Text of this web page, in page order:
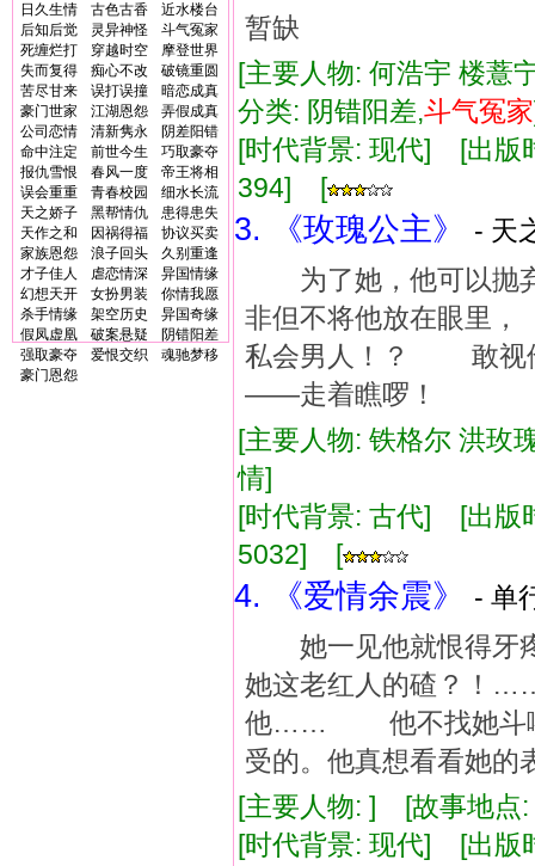
日久生情
古色古香
近水楼台
后知后觉
灵异神怪
斗气冤家
死缠烂打
穿越时空
摩登世界
失而复得
痴心不改
破镜重圆
苦尽甘来
误打误撞
暗恋成真
豪门世家
江湖恩怨
弄假成真
公司恋情
清新隽永
阴差阳错
命中注定
前世今生
巧取豪夺
报仇雪恨
春风一度
帝王将相
误会重重
青春校园
细水长流
天之娇子
黑帮情仇
患得患失
天作之和
因祸得福
协议买卖
家族恩怨
浪子回头
久别重逢
才子佳人
虐恋情深
异国情缘
幻想天开
女扮男装
你情我愿
杀手情缘
架空历史
异国奇缘
假凤虚凰
破案悬疑
阴错阳差
强取豪夺
爱恨交织
魂驰梦移
豪门恩怨
暂缺
[主要人物: 何浩宇 楼
分类: 阴错阳差,斗气冤家
[时代背景: 现代] [出
394] [
3. 《玫瑰公主》
- 天
为了她，他可以抛
非但不将他放在眼
私会男人！？ 敢视
——走着瞧啰！
[主要人物: 铁格尔 洪
情]
[时代背景: 古代] [出
5032] [
4. 《爱情余震》
- 单
她一见他就恨得牙疼
她这老红人的碴？！
他…… 他不找她斗嘴
受的。他真想看看她
[主要人物: ] [故事地
[时代背景: 现代] [出